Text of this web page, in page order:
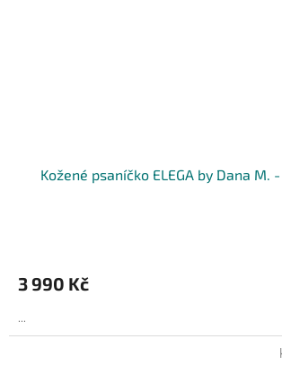
Kožené psaníčko ELEGA by Dana M.
3 990 Kč
...